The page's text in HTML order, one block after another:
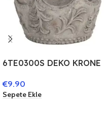
6TE0300S DEKO KRONE
ACCESSOIRES
€9.90
Sepete Ekle